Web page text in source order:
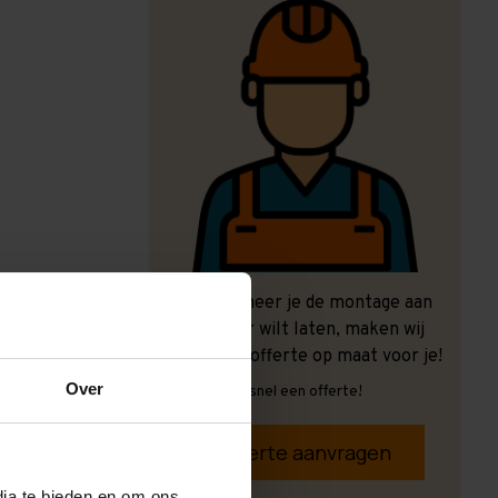
Over
Ook wanneer je de montage aan
ons over wilt laten, maken wij
graag een offerte op maat voor je!
Vrijblijvend, snel een offerte!
Offerte aanvragen